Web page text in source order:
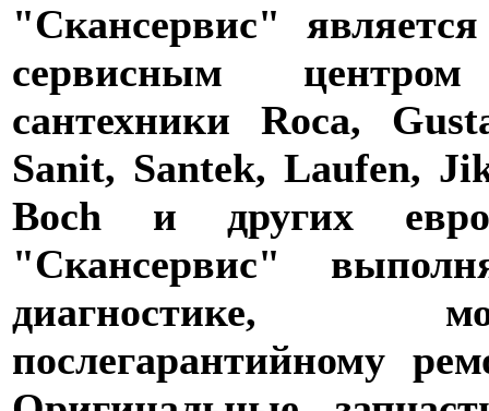
"Скансервис"
сервисным
сантехники Roca,
Sanit, Santek, Laufen,
Boch и других
"Скансервис"
диагностике,
послегарантийному